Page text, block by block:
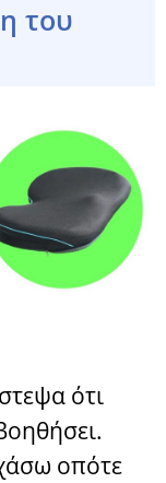
του
ότι
οπότε